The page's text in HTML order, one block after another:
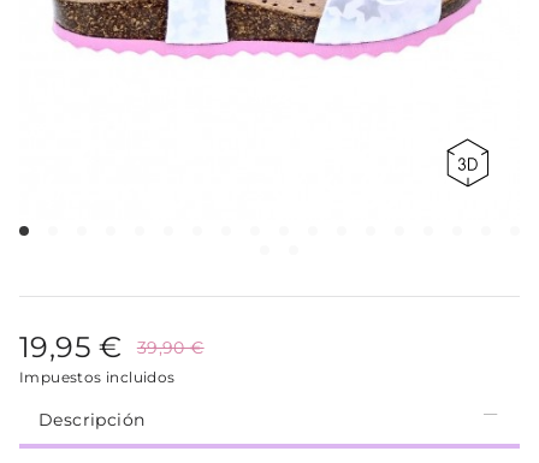
19,95 € 39,90 €
Impuestos incluidos
Descripción